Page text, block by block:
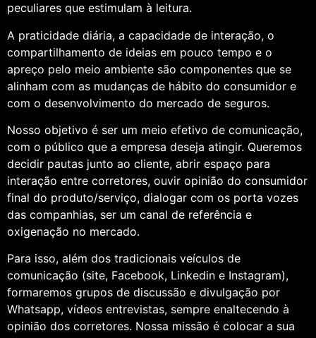
peculiares que estimulam à leitura.
A praticidade diária, a capacidade de interação, o
compartilhamento de ideias em pouco tempo e o
apreço pelo meio ambiente são componentes que se
alinham com as mudanças de hábito do consumidor e
com o desenvolvimento do mercado de seguros.
Nosso objetivo é ser um meio efetivo de comunicação,
com o público que a empresa deseja atingir. Queremos
decidir pautas junto ao cliente, abrir espaço para
interação entre corretores, ouvir opinião do consumidor
final do produto/serviço, dialogar com os porta vozes
das companhias, ser um canal de referência e
oxigenação no mercado.
Para isso, além dos tradicionais veículos de
comunicação (site, Facebook, Linkedin e Instagram),
formaremos grupos de discussão e divulgação por
Whatsapp, vídeos entrevistas, sempre enaltecendo à
opinião dos corretores. Nossa missão é colocar a sua